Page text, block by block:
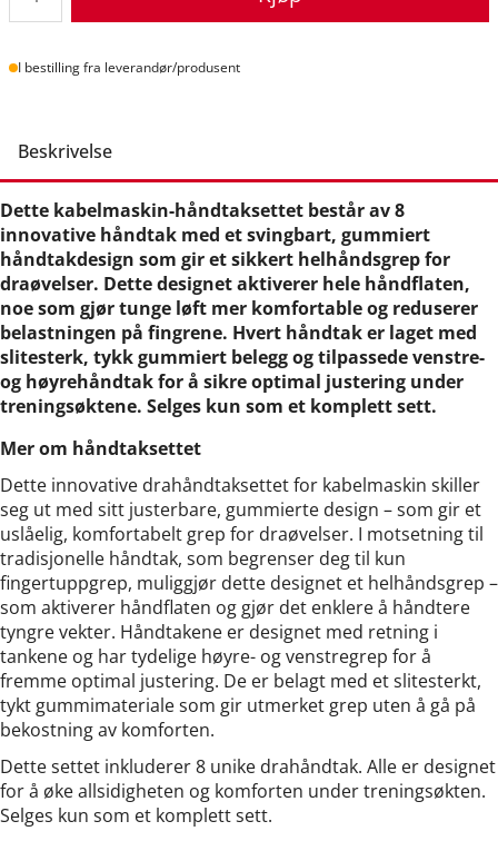
Lager
I bestilling fra leverandør/produsent
Beskrivelse
Dette kabelmaskin-håndtaksettet består av 8
innovative håndtak med et svingbart, gummiert
håndtakdesign som gir et sikkert helhåndsgrep for
draøvelser. Dette designet aktiverer hele håndflaten,
noe som gjør tunge løft mer komfortable og reduserer
belastningen på fingrene. Hvert håndtak er laget med
slitesterk, tykk gummiert belegg og tilpassede venstre-
og høyrehåndtak for å sikre optimal justering under
treningsøktene. Selges kun som et komplett sett.
Mer om håndtaksettet
Dette innovative drahåndtaksettet for kabelmaskin skiller
seg ut med sitt justerbare, gummierte design – som gir et
uslåelig, komfortabelt grep for draøvelser. I motsetning til
tradisjonelle håndtak, som begrenser deg til kun
fingertuppgrep, muliggjør dette designet et helhåndsgrep –
som aktiverer håndflaten og gjør det enklere å håndtere
tyngre vekter. Håndtakene er designet med retning i
tankene og har tydelige høyre- og venstregrep for å
fremme optimal justering. De er belagt med et slitesterkt,
tykt gummimateriale som gir utmerket grep uten å gå på
bekostning av komforten.
Dette settet inkluderer 8 unike drahåndtak. Alle er designet
for å øke allsidigheten og komforten under treningsøkten.
Selges kun som et komplett sett.